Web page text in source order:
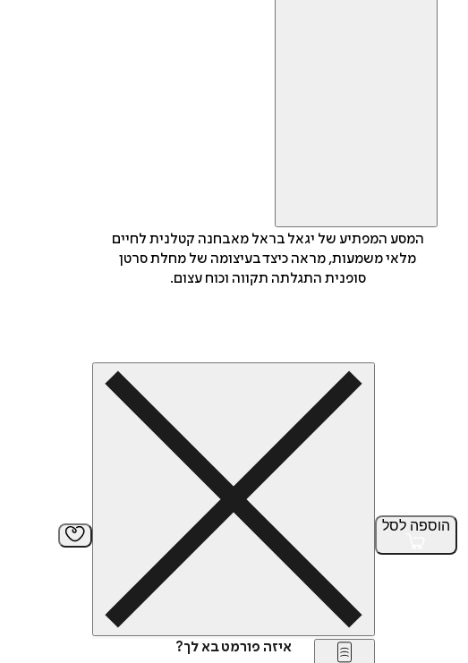
המסע המפתיע של יגאל בראל מאבחנה קטלנית לחיים
מלאי משמעות, מראה כיצד בעיצומה של מחלת סרטן
סופנית התגלתה תקווה וכוח עצום.
הוספה לסל
איזה פורמט בא לך?